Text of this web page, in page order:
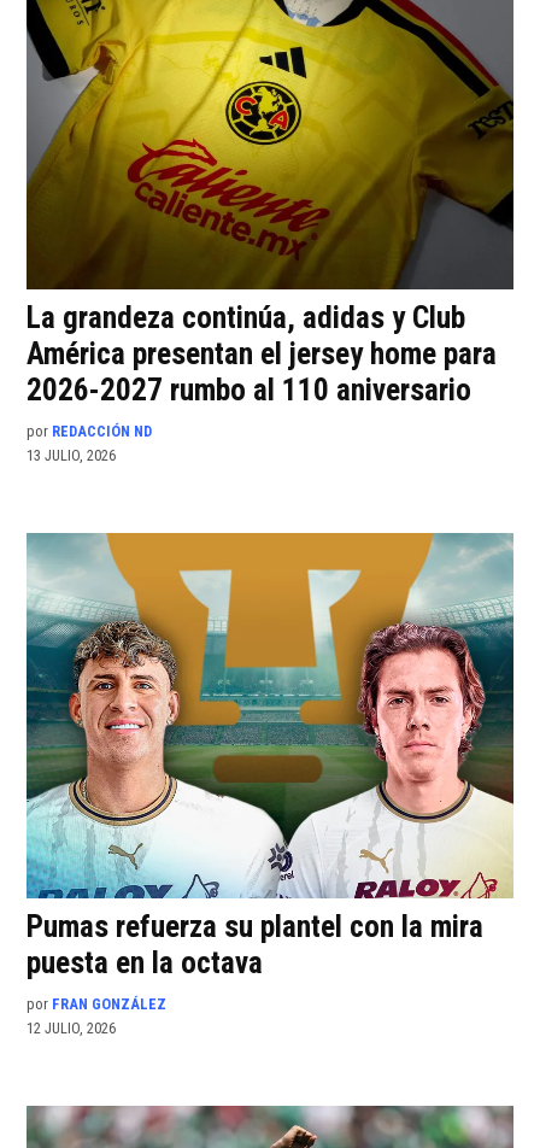
La grandeza continúa, adidas y Club
América presentan el jersey home para
2026-2027 rumbo al 110 aniversario
por REDACCIÓN ND
13 JULIO, 2026
Pumas refuerza su plantel con la mira
puesta en la octava
por FRAN GONZÁLEZ
12 JULIO, 2026